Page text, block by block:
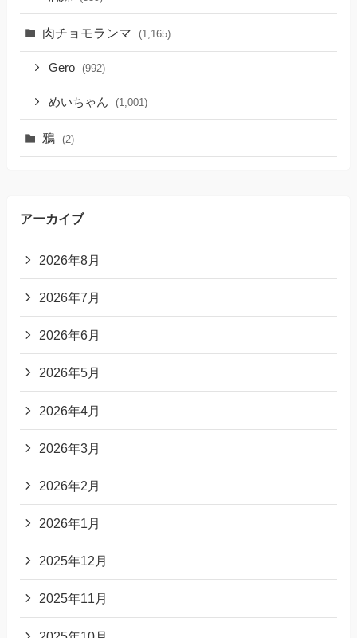
肉チョモランマ (1,165)
Gero (992)
めいちゃん (1,001)
鴉 (2)
アーカイブ
2026年8月
2026年7月
2026年6月
2026年5月
2026年4月
2026年3月
2026年2月
2026年1月
2025年12月
2025年11月